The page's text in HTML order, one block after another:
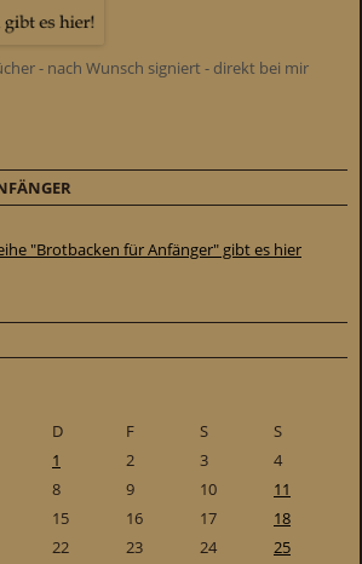
- nach Wunsch signiert - direkt bei mir
"Brotbacken für Anfänger" gibt es hier
D F S
S
1
2 3
4
8 9 10
11
15 16 17
18
22 23 24
25